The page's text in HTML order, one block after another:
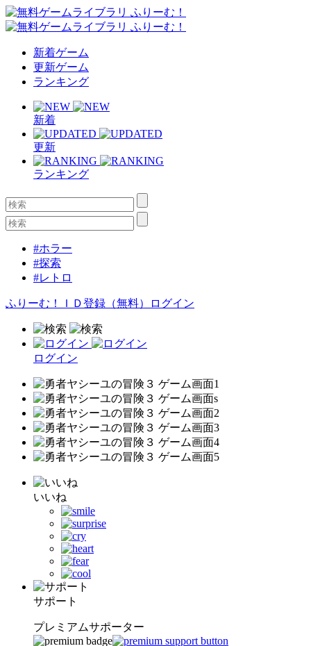
新着ゲーム
更新ゲーム
ランキング
新着
更新
ランキング
#ホラー
#探索
#レトロ
ふりーむ！ＩＤ登録（無料） ログイン
ログイン
いいね
サポート
プレミアムサポーター